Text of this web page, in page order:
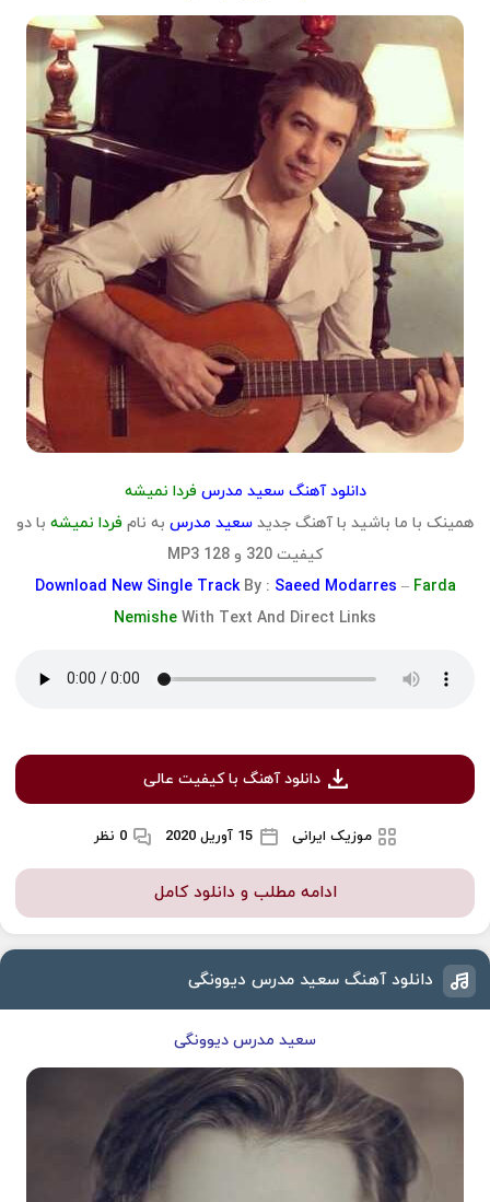
دانلود آهنگ سعید مدرس فردا نمیشه
همینک با ما باشید با آهنگ جدید سعید مدرس به نام فردا نمیشه با دو
کیفیت 320 و 128 MP3
Download New Single Track By : Saeed Modarres – Farda
Nemishe With Text And Direct Links
دانلود آهنگ با کیفیت عالی
موزیک ایرانی 15 آوریل 2020 0 نظر
ادامه مطلب و دانلود کامل
دانلود آهنگ سعید مدرس دیوونگی
سعید مدرس دیوونگی